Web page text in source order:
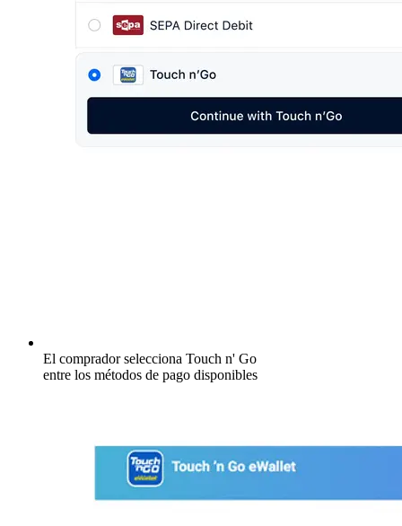
El comprador selecciona Touch n' Go
entre los métodos de pago disponibles